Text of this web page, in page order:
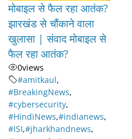
मोबाइल से फैल रहा आतंक?
झारखंड से चौंकाने वाला
खुलासा | संवाद मोबाइल से
फैल रहा आतंक?
0views
#amitkaul,
#BreakingNews,
#cybersecurity,
#HindiNews,#indianews,
#ISI,#jharkhandnews,